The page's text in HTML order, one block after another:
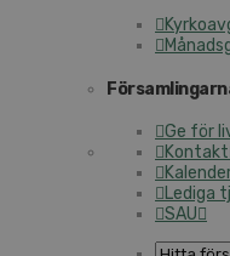
Ge för
Kontakt
Lediga
SAU